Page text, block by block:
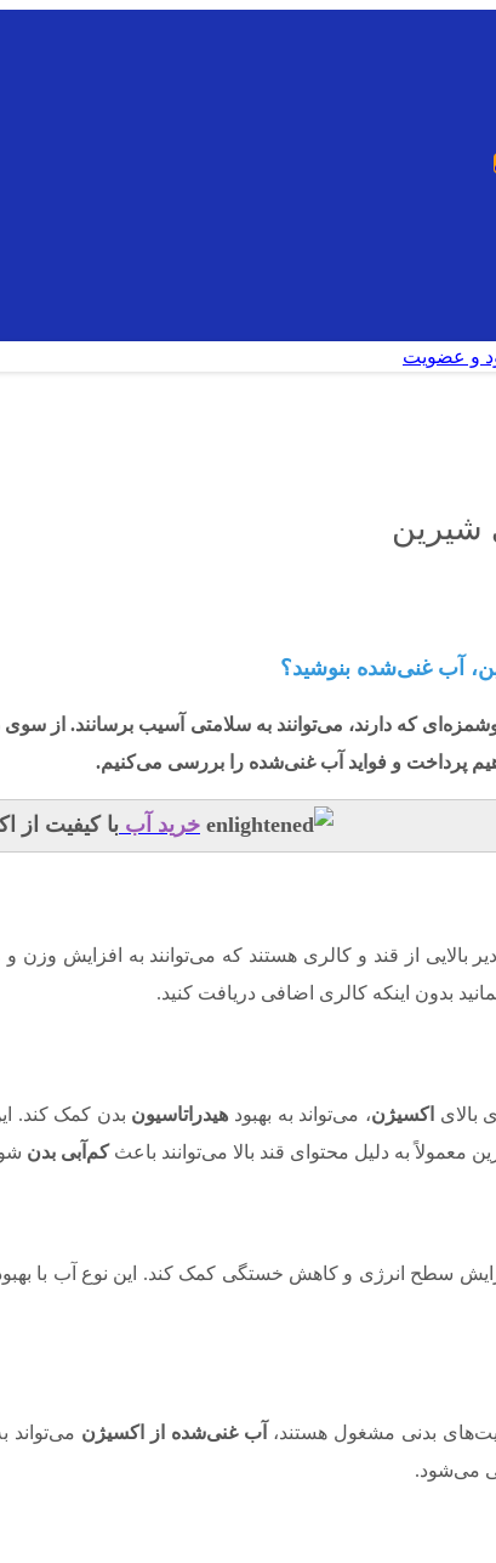
و عضویت
شیرین
آب غنی‌شده بنوشید؟
که دارند، می‌توانند به سلامتی آسیب برسانند. از
پرداخت و فواید آب غنی‌شده را بررسی می‌کنیم.
خرید آب با کیفیت از
از قند و کالری هستند که می‌توانند به افزایش وزن و مشکلات
بدون اینکه کالری اضافی دریافت کنید.
بالای اکسیژن، می‌تواند به بهبود هیدراتاسیون بدن کمک کند.
به دلیل محتوای قند بالا می‌توانند باعثکم‌آبی بدن
سطح انرژی و کاهش خستگی کمک کند. این نوع آب با
بدنی مشغول هستند، آب غنی‌شده از اکسیژن
می‌شود.